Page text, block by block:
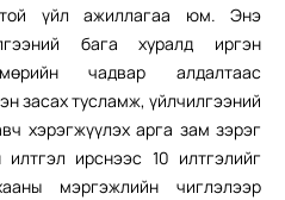
үйл ажиллагаа юм. Энэ
бага хуралд иргэн
чадвар алдалтаас
засах тусламж, үйлчилгээний
хэрэгжүүлэх арга зам зэрэг
ирснээс 10 илтгэлийг
мэргэжлийн чиглэлээр